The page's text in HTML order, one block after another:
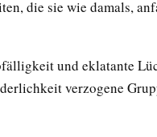
die sie wie damals,
und eklatante
verzogene